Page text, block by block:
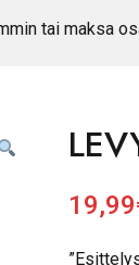
tai maksa
19,99